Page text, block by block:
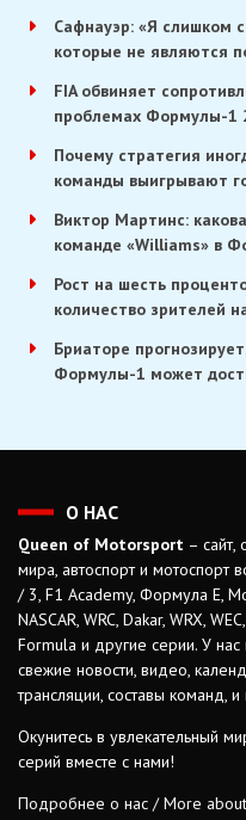
Сафнауэр: «Я слишком
которые не являются
FIA обвиняет
проблемах Формулы-1
Почему стратегия
команды выигрывают
Виктор Мартинс:
команде «Williams» в
Рост на шесть
количество зрителей
Бриаторе
Формулы-1 может
О НАС
Queen of Motorsport – сайт,
мира, автоспорт и
/ 3, F1 Academy, Формула Е,
NASCAR, WRC, Dakar, WRX,
Formula и другие серии. У
свежие новости, видео,
трансляции, составы команд,
Окунитесь в увлекательный
серий вместе с нами!
Подробнее о нас / More